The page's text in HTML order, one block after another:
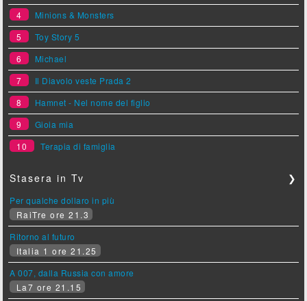
4
Minions & Monsters
5
Toy Story 5
6
Michael
7
Il Diavolo veste Prada 2
8
Hamnet - Nel nome del figlio
9
Gioia mia
10
Terapia di famiglia
Stasera in Tv ❯
Per qualche dollaro in più
RaiTre ore 21.3
Ritorno al futuro
Italia 1 ore 21.25
A 007, dalla Russia con amore
La7 ore 21.15